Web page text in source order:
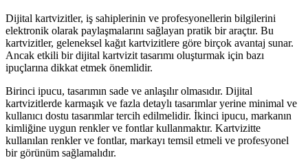
Dijital kartvizitler, iş sahiplerinin ve profesyonellerin bilgilerini
elektronik olarak paylaşmalarını sağlayan pratik bir araçtır. Bu
kartvizitler, geleneksel kağıt kartvizitlere göre birçok avantaj sunar.
Ancak etkili bir dijital kartvizit tasarımı oluşturmak için bazı
ipuçlarına dikkat etmek önemlidir.
Birinci ipucu, tasarımın sade ve anlaşılır olmasıdır. Dijital
kartvizitlerde karmaşık ve fazla detaylı tasarımlar yerine minimal ve
kullanıcı dostu tasarımlar tercih edilmelidir. İkinci ipucu, markanın
kimliğine uygun renkler ve fontlar kullanmaktır. Kartvizitte
kullanılan renkler ve fontlar, markayı temsil etmeli ve profesyonel
bir görünüm sağlamalıdır.